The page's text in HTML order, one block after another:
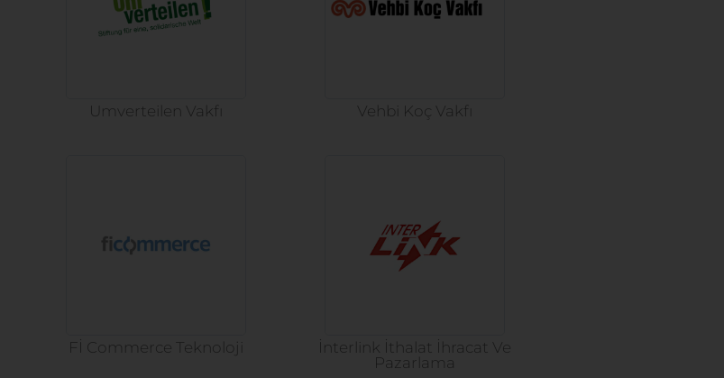
Umverteilen Vakfı Vehbi Koç Vakfı
Fİ Commerce Teknoloji
İnterlink İthalat İhracat Ve
Pazarlama